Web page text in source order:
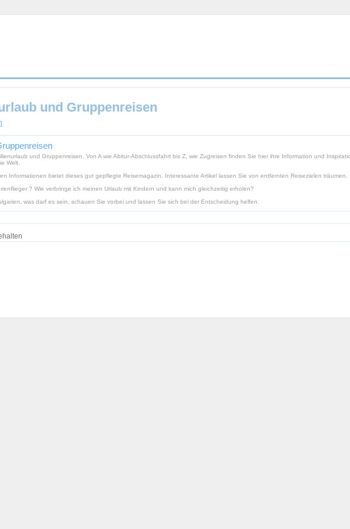
und Gruppenreisen
und Gruppenreisen. Von A wie Abitur-Abschlussfahrt bis Z, wie Zugreisen finden Sie hier ihre Information und
Welt.
Informationen bietet dieses gut gepflegte Reisemagazin. Interessante Artikel lassen Sie von entfernten Reisezielen träumen.
? Wie verbringe ich meinen Urlaub mit Kindern und kann mich gleichzeitig erholen?
was darf es sein, schauen Sie vorbei und lassen Sie sich bei der Entscheidung helfen.